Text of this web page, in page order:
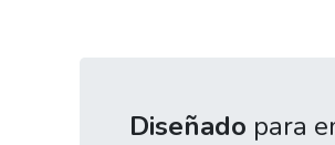
Diseñado para